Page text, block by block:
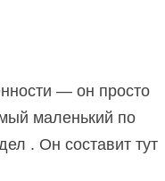
— он просто
маленький по
. Он составит тут